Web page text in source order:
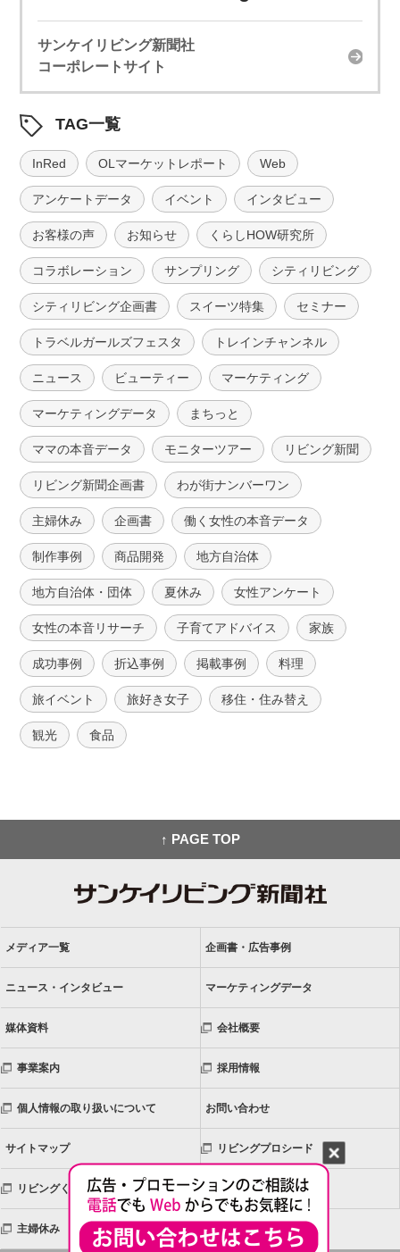
サンケイリビング新聞社
コーポレートサイト
TAG一覧
InRed OLマーケットレポート Web
アンケートデータ イベント インタビュー
お客様の声 お知らせ くらしHOW研究所
コラボレーション サンプリング シティリビング
シティリビング企画書 スイーツ特集 セミナー
トラベルガールズフェスタ トレインチャンネル
ニュース ビューティー マーケティング
マーケティングデータ まちっと
ママの本音データ モニターツアー リビング新聞
リビング新聞企画書 わが街ナンバーワン
主婦休み 企画書 働く女性の本音データ
制作事例 商品開発 地方自治体
地方自治体・団体 夏休み 女性アンケート
女性の本音リサーチ 子育てアドバイス 家族
成功事例 折込事例 掲載事例 料理
旅イベント 旅好き女子 移住・住み替え
観光 食品
↑ PAGE TOP
メディア一覧 企画書・広告事例
ニュース・インタビュー マーケティングデータ
媒体資料 会社概要
事業案内 採用情報
個人情報の取り扱いについて お問い合わせ
サイトマップ リビングプロシード
リビングくらしHOW研究所 リビングネットワーク
主婦休み